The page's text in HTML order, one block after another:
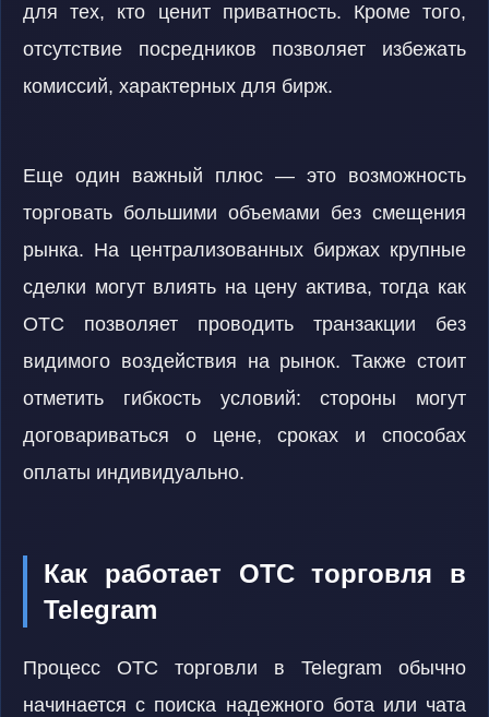
для тех, кто ценит приватность. Кроме того,
отсутствие посредников позволяет избежать
комиссий, характерных для бирж.
Еще один важный плюс — это возможность
торговать большими объемами без смещения
рынка. На централизованных биржах крупные
сделки могут влиять на цену актива, тогда как
OTC позволяет проводить транзакции без
видимого воздействия на рынок. Также стоит
отметить гибкость условий: стороны могут
договариваться о цене, сроках и способах
оплаты индивидуально.
Как работает OTC торговля в
Telegram
Процесс OTC торговли в Telegram обычно
начинается с поиска надежного бота или чата